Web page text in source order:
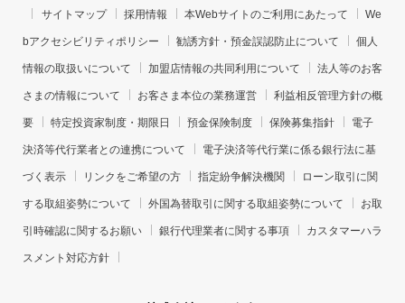
サイトマップ 採用情報 本Webサイトのご利用にあたって We
bアクセシビリティポリシー 勧誘方針・預金誤認防止について 個人
情報の取扱いについて 加盟店情報の共同利用について 法人等のお客
さまの情報について お客さま本位の業務運営 利益相反管理方針の概
要 特定投資家制度・期限日 預金保険制度 保険募集指針 電子
決済等代行業者との連携について 電子決済等代行業に係る銀行法に基
づく表示 リンクをご希望の方 指定紛争解決機関 ローン取引に関
する取組姿勢について 外国為替取引に関する取組姿勢について お取
引時確認に関するお願い 銀行代理業者に関する事項 カスタマーハラ
スメント対応方針